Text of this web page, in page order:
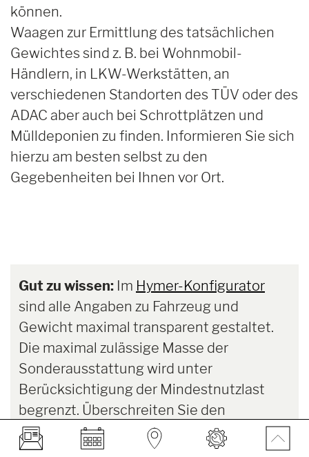
können.
Waagen zur Ermittlung des tatsächlichen
Gewichtes sind z. B. bei Wohnmobil-
Händlern, in LKW-Werkstätten, an
verschiedenen Standorten des TÜV oder des
ADAC aber auch bei Schrottplätzen und
Mülldeponien zu finden. Informieren Sie sich
hierzu am besten selbst zu den
Gegebenheiten bei Ihnen vor Ort.
Gut zu wissen: Im Hymer-Konfigurator
sind alle Angaben zu Fahrzeug und
Gewicht maximal transparent gestaltet.
Die maximal zulässige Masse der
Sonderausstattung wird unter
Berücksichtigung der Mindestnutzlast
begrenzt. Überschreiten Sie den
vorgegebenen Wert, fordert der
Konfigurator Sie auf, Anpassungen